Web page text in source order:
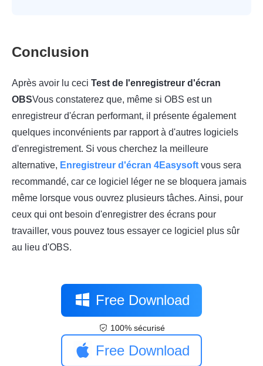
Conclusion
Après avoir lu ceci Test de l'enregistreur d'écran
OBSVous constaterez que, même si OBS est un
enregistreur d'écran performant, il présente également
quelques inconvénients par rapport à d'autres logiciels
d'enregistrement. Si vous cherchez la meilleure
alternative, Enregistreur d'écran 4Easysoft vous sera
recommandé, car ce logiciel léger ne se bloquera jamais
même lorsque vous ouvrez plusieurs tâches. Ainsi, pour
ceux qui ont besoin d'enregistrer des écrans pour
travailler, vous pouvez tous essayer ce logiciel plus sûr
au lieu d'OBS.
Free Download
100% sécurisé
Free Download